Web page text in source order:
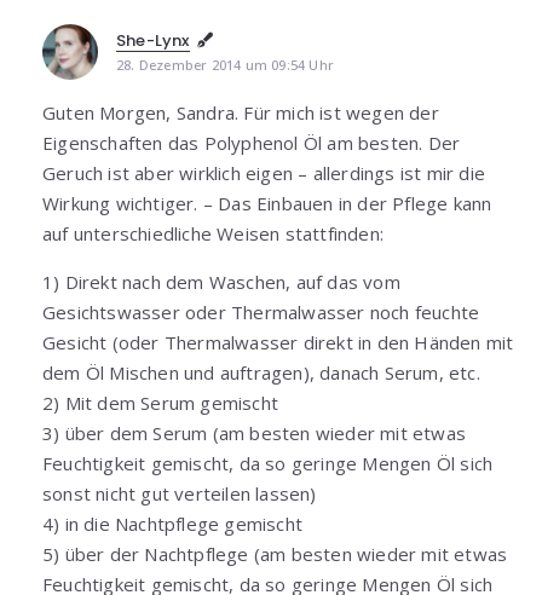
She-Lynx
28. Dezember 2014 um 09:54 Uhr
Guten Morgen, Sandra. Für mich ist wegen der
Eigenschaften das Polyphenol Öl am besten. Der
Geruch ist aber wirklich eigen – allerdings ist mir die
Wirkung wichtiger. – Das Einbauen in der Pflege kann
auf unterschiedliche Weisen stattfinden:
1) Direkt nach dem Waschen, auf das vom
Gesichtswasser oder Thermalwasser noch feuchte
Gesicht (oder Thermalwasser direkt in den Händen mit
dem Öl Mischen und auftragen), danach Serum, etc.
2) Mit dem Serum gemischt
3) über dem Serum (am besten wieder mit etwas
Feuchtigkeit gemischt, da so geringe Mengen Öl sich
sonst nicht gut verteilen lassen)
4) in die Nachtpflege gemischt
5) über der Nachtpflege (am besten wieder mit etwas
Feuchtigkeit gemischt, da so geringe Mengen Öl sich